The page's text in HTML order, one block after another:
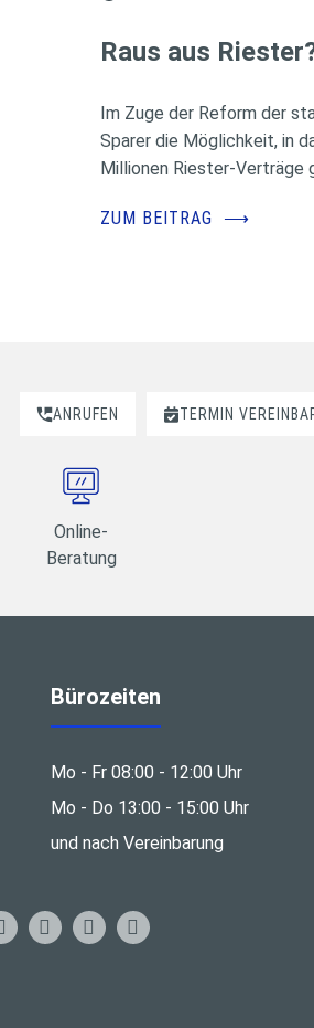
Raus aus
Im Zuge der Reform der
Sparer die Möglichkeit, in
Millionen Riester-Verträge
ZUM BEITRAG ⟶
ANRUFEN TERMIN
Online-
Beratung
Bürozeiten
Mo - Fr 08:00 - 12:00 Uhr
Mo - Do 13:00 - 15:00 Uhr
und nach Vereinbarung